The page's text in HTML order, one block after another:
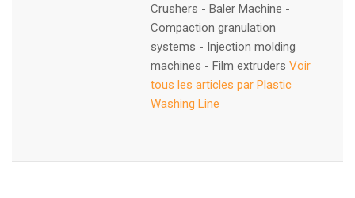
Crushers - Baler Machine -
Compaction granulation
systems - Injection molding
machines - Film extruders Voir
tous les articles par Plastic
Washing Line